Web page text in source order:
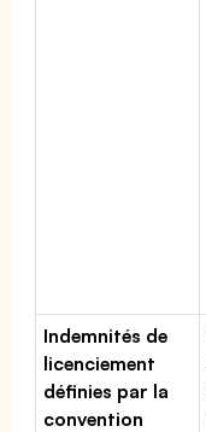
Indemnités de
licenciement
définies par la
convention